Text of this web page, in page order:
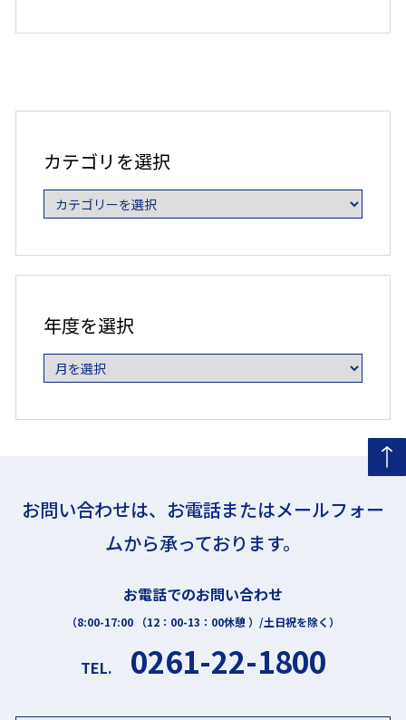
カテゴリを選択
カ
ゴ
リ
を
年度を選択
度
を
選
お問い合わせは、お電話またはメールフォー
ムから承っております。
お電話でのお問い合わせ
（8:00-17:00 （12：00-13：00休憩 ）/土日祝を除く）
TEL. 0261-22-1800